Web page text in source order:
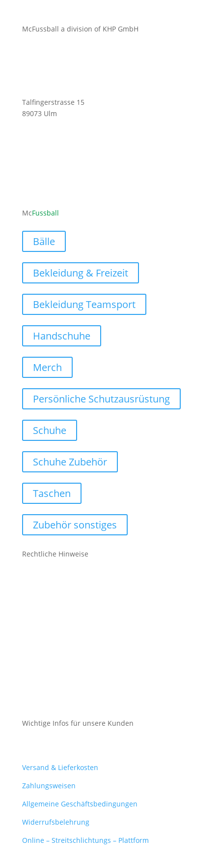
McFussball a division of KHP GmbH
Talfingerstrasse 15
89073 Ulm
McFussball
Bälle
Bekleidung & Freizeit
Bekleidung Teamsport
Handschuhe
Merch
Persönliche Schutzausrüstung
Schuhe
Schuhe Zubehör
Taschen
Zubehör sonstiges
Rechtliche Hinweise
Wichtige Infos für unsere Kunden
Versand & Lieferkosten
Zahlungsweisen
Allgemeine Geschäftsbedingungen
Widerrufsbelehrung
Online – Streitschlichtungs – Plattform